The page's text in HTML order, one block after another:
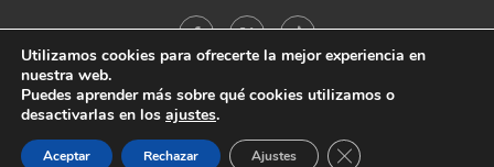
@2021 - All Right Reserved. Designed and Developed by
Utilizamos cookies para ofrecerte la mejor experiencia en
nuestra web.
Puedes aprender más sobre qué cookies utilizamos o
desactivarlas en los ajustes.
Aceptar Rechazar Ajustes CERRAR EL